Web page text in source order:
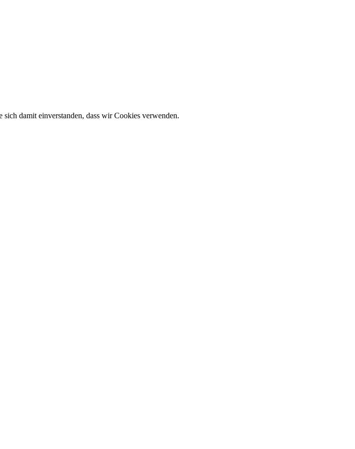
damit einverstanden, dass wir Cookies verwenden.